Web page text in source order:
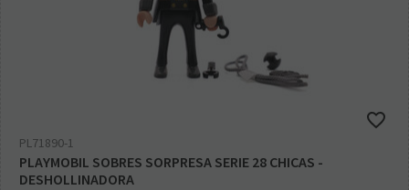
PL71890-1
PLAYMOBIL SOBRES SORPRESA SERIE 28 CHICAS -
DESHOLLINADORA